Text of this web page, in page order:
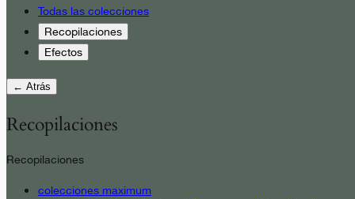
Todas las colecciones
Recopilaciones
Efectos
← Atrás
Recopilaciones
Recopilaciones
colecciones maximum